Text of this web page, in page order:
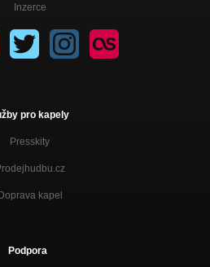
Inzerce
pro kapely
Presskity
kapel
Podpora